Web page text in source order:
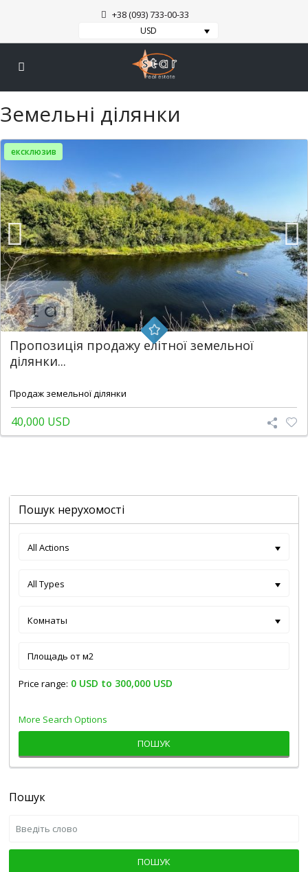
+38 (093) 733-00-33
USD
Земельні ділянки
ексклюзив
Пропозиція продажу елітної земельної
ділянки...
Продаж земельної ділянки
40,000 USD
Пошук нерухомості
All Actions
All Types
Комнаты
Price range: 0 USD to 300,000 USD
More Search Options
ПОШУК
Пошук
ПОШУК